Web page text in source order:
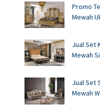
Promo
Mewah
Jual Set
Mewah
Jual Set
Mewah